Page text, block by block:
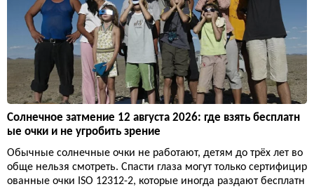
Солнечное затмение 12 августа 2026: где взять бесплатн
ые очки и не угробить зрение
Обычные солнечные очки не работают, детям до трёх лет во
обще нельзя смотреть. Спасти глаза могут только сертифицир
ованные очки ISO 12312-2, которые иногда раздают бесплатн